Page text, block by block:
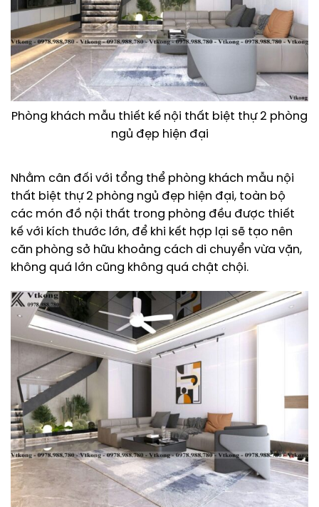
Phòng khách mẫu thiết kế nội thất biệt thự 2 phòng
ngủ đẹp hiện đại
Nhằm cân đối với tổng thể phòng khách mẫu nội
thất biệt thự 2 phòng ngủ đẹp hiện đại, toàn bộ
các món đồ nội thất trong phòng đều được thiết
kế với kích thước lớn, để khi kết hợp lại sẽ tạo nên
căn phòng sở hữu khoảng cách di chuyển vừa vặn,
không quá lớn cũng không quá chật chội.